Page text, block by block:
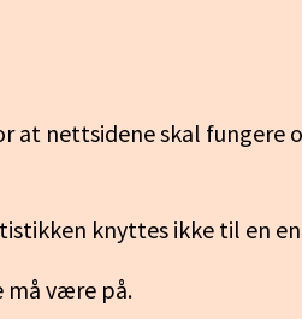
nettsidene skal fungere
knyttes ikke til en
må være på.